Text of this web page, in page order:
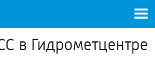
в Гидрометцентре